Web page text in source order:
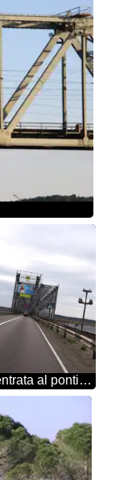
L'entrata al ponticello